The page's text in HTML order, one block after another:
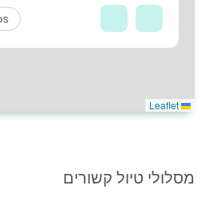
Leaflet
מסלולי טיול קשורים